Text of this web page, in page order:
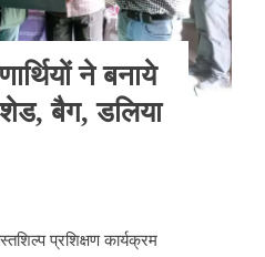
ने बनाये
बैग, डलिया
प्रशिक्षण कार्यक्रम